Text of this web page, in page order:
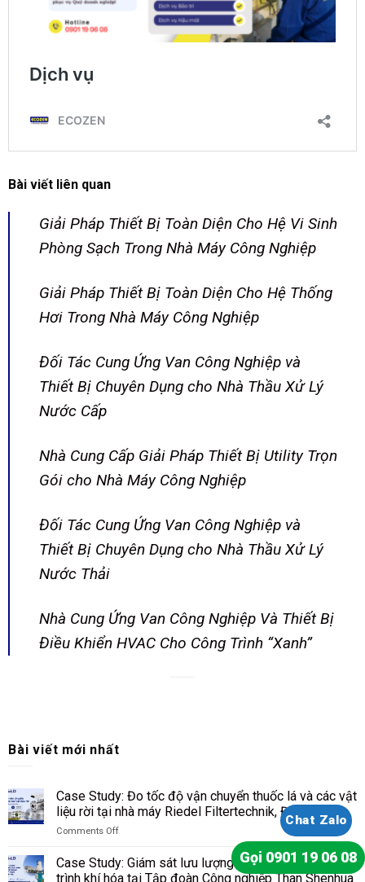
Bài viết liên quan
Giải Pháp Thiết Bị Toàn Diện Cho Hệ Vi Sinh
Phòng Sạch Trong Nhà Máy Công Nghiệp
Giải Pháp Thiết Bị Toàn Diện Cho Hệ Thống
Hơi Trong Nhà Máy Công Nghiệp
Đối Tác Cung Ứng Van Công Nghiệp và
Thiết Bị Chuyên Dụng cho Nhà Thầu Xử Lý
Nước Cấp
Nhà Cung Cấp Giải Pháp Thiết Bị Utility Trọn
Gói cho Nhà Máy Công Nghiệp
Đối Tác Cung Ứng Van Công Nghiệp và
Thiết Bị Chuyên Dụng cho Nhà Thầu Xử Lý
Nước Thải
Nhà Cung Ứng Van Công Nghiệp Và Thiết Bị
Điều Khiển HVAC Cho Công Trình “Xanh”
Bài viết mới nhất
Case Study: Đo tốc độ vận chuyển thuốc lá và các vật
liệu rời tại nhà máy Riedel Filtertechnik, Đức
Comments Off
Case
Study:
Case Study: Giám sát lưu lượng bụi than trong quá
trình khí hóa tại Tập đoàn Công nghiệp Than Shenhua
Chat Zalo
Gọi 0901 19 06 08